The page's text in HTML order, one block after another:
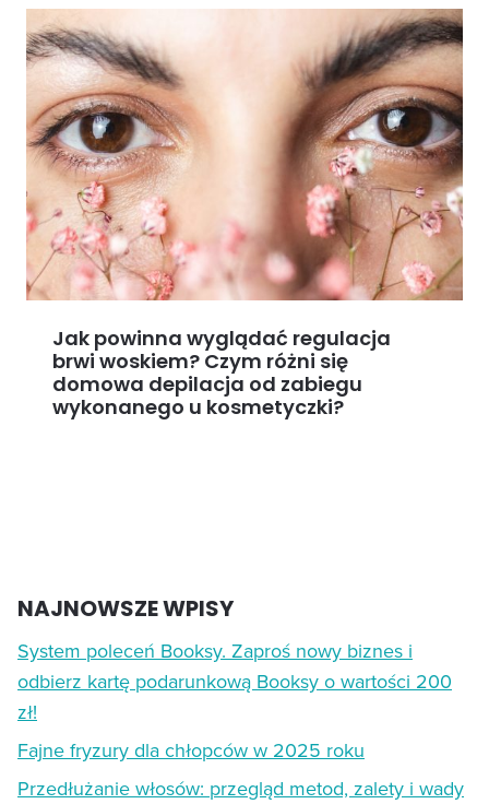
Jak powinna wyglądać regulacja
brwi woskiem? Czym różni się
domowa depilacja od zabiegu
wykonanego u kosmetyczki?
NAJNOWSZE WPISY
System poleceń Booksy. Zaproś nowy biznes i
odbierz kartę podarunkową Booksy o wartości 200
zł!
Fajne fryzury dla chłopców w 2025 roku
Przedłużanie włosów: przegląd metod, zalety i wady